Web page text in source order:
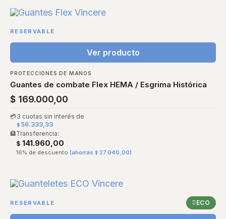
RESERVABLE
Ver producto
PROTECCIONES DE MANOS
Guantes de combate Flex HEMA / Esgrima Histórica
$ 169.000,00
💳3 cuotas sin interés de
$ 56.333,33
🏦Transferencia:
$ 141.960,00
16% de descuento (ahorrás $ 27.040,00)
RESERVABLE ECO